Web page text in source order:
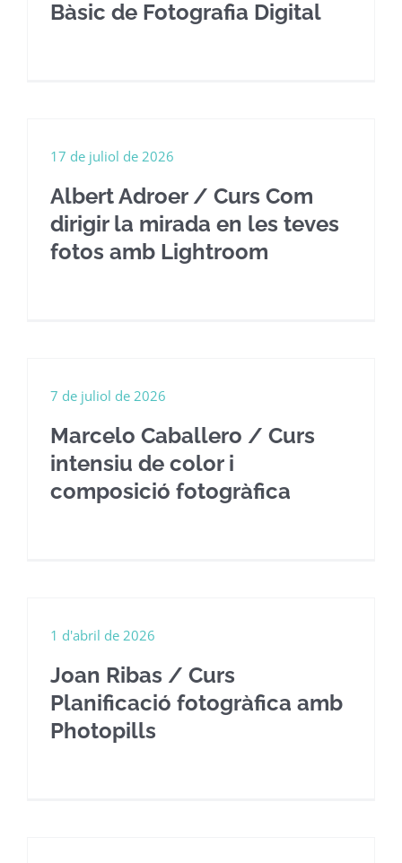
Bàsic de Fotografia Digital
Albert Adroer / Curs Com
dirigir la mirada en les teves
fotos amb Lightroom
17 de juliol de 2026
Marcelo Caballero / Curs
intensiu de color i
composició fotogràfica
7 de juliol de 2026
Joan Ribas / Curs
Planificació fotogràfica amb
Photopills
1 d'abril de 2026